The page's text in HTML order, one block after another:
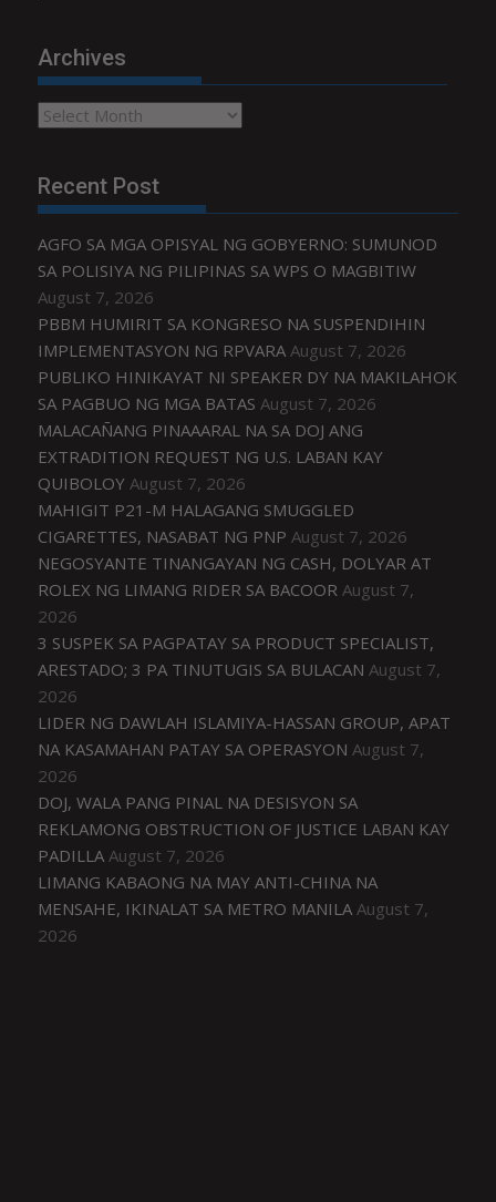
Archives
Archives
Recent Post
AGFO SA MGA OPISYAL NG GOBYERNO: SUMUNOD
SA POLISIYA NG PILIPINAS SA WPS O MAGBITIW
August 7, 2026
PBBM HUMIRIT SA KONGRESO NA SUSPENDIHIN
IMPLEMENTASYON NG RPVARA August 7, 2026
PUBLIKO HINIKAYAT NI SPEAKER DY NA MAKILAHOK
SA PAGBUO NG MGA BATAS August 7, 2026
MALACAÑANG PINAAARAL NA SA DOJ ANG
EXTRADITION REQUEST NG U.S. LABAN KAY
QUIBOLOY August 7, 2026
MAHIGIT P21-M HALAGANG SMUGGLED
CIGARETTES, NASABAT NG PNP August 7, 2026
NEGOSYANTE TINANGAYAN NG CASH, DOLYAR AT
ROLEX NG LIMANG RIDER SA BACOOR August 7,
2026
3 SUSPEK SA PAGPATAY SA PRODUCT SPECIALIST,
ARESTADO; 3 PA TINUTUGIS SA BULACAN August 7,
2026
LIDER NG DAWLAH ISLAMIYA-HASSAN GROUP, APAT
NA KASAMAHAN PATAY SA OPERASYON August 7,
2026
DOJ, WALA PANG PINAL NA DESISYON SA
REKLAMONG OBSTRUCTION OF JUSTICE LABAN KAY
PADILLA August 7, 2026
LIMANG KABAONG NA MAY ANTI-CHINA NA
MENSAHE, IKINALAT SA METRO MANILA August 7,
2026